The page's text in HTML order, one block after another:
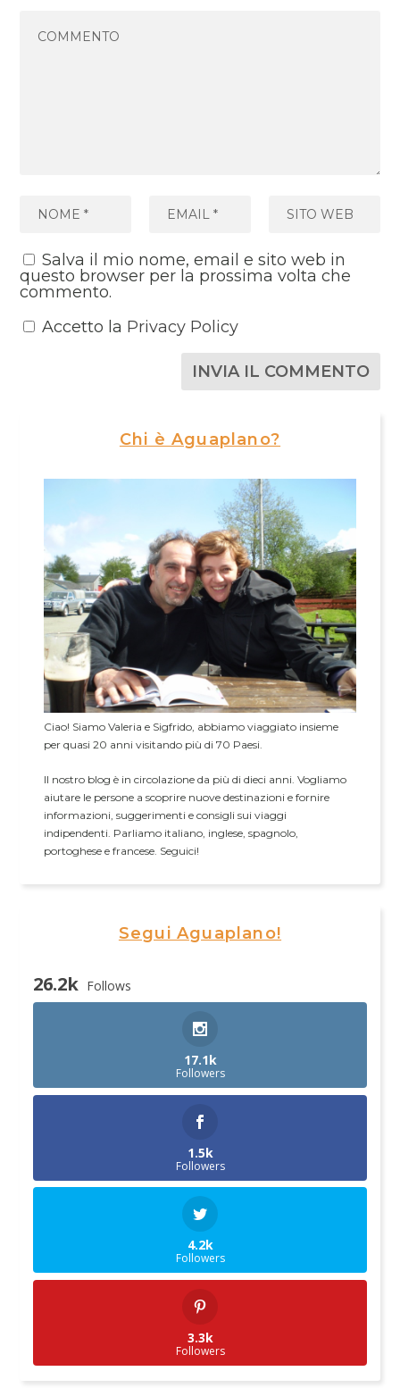
Salva il mio nome, email e sito web in
questo browser per la prossima volta che
commento.
Accetto la Privacy Policy
Chi è Aguaplano?
Ciao! Siamo Valeria e Sigfrido, abbiamo viaggiato insieme
per quasi 20 anni visitando più di 70 Paesi.
Il nostro blog è in circolazione da più di dieci anni. Vogliamo
aiutare le persone a scoprire nuove destinazioni e fornire
informazioni, suggerimenti e consigli sui viaggi
indipendenti. Parliamo italiano, inglese, spagnolo,
portoghese e francese. Seguici!
Segui Aguaplano!
26.2k Follows
17.1k
Followers
1.5k
Followers
4.2k
Followers
3.3k
Followers